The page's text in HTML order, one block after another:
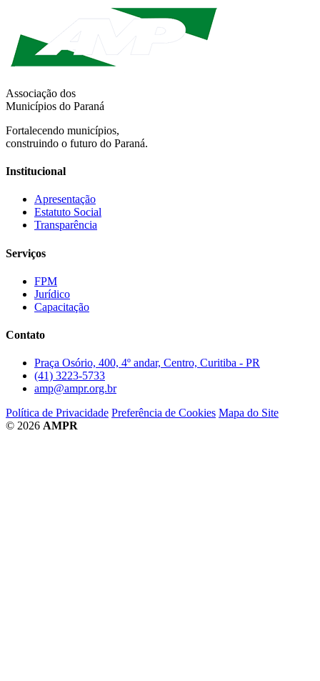
Associação dos
Municípios do Paraná
Fortalecendo municípios,
construindo o futuro do Paraná.
Institucional
Apresentação
Estatuto Social
Transparência
Serviços
FPM
Jurídico
Capacitação
Contato
Praça Osório, 400, 4º andar, Centro, Curitiba - PR
(41) 3223-5733
amp@ampr.org.br
Política de Privacidade Preferência de Cookies Mapa do Site
© 2026 AMPR